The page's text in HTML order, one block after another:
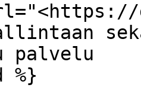
palvelu
%}